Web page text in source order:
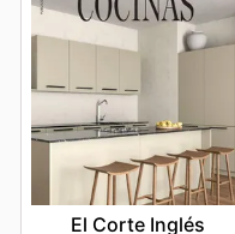
El Corte Inglés